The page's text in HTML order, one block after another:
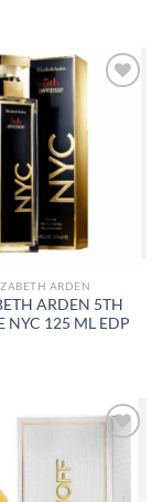
AÑADIR
DESEOS
ARDEN
ARDEN 5TH
NYC 125 ML EDP